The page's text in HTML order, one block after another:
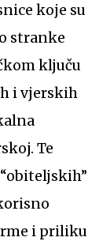
koje su
stranke
ključu
i vjerskih
Te
i priliku